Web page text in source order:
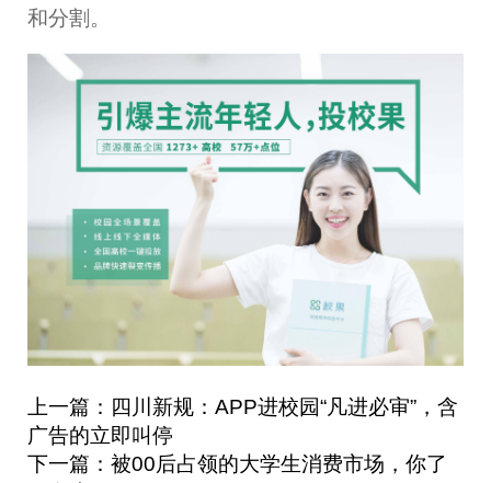
和分割。
上一篇：四川新规：APP进校园“凡进必审”，含
广告的立即叫停
下一篇：被00后占领的大学生消费市场，你了